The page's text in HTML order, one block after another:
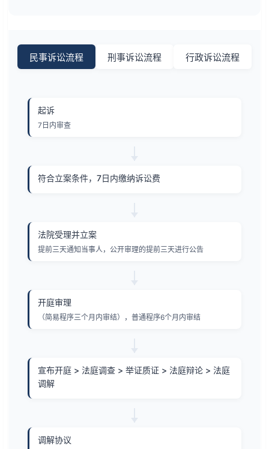
民事诉讼流程 刑事诉讼流程 行政诉讼流程
起诉
7日内审查
符合立案条件，7日内缴纳诉讼费
法院受理并立案
提前三天通知当事人，公开审理的提前三天进行公告
开庭审理
（简易程序三个月内审结），普通程序6个月内审结
宣布开庭 > 法庭调查 > 举证质证 > 法庭辩论 > 法庭
调解
调解协议